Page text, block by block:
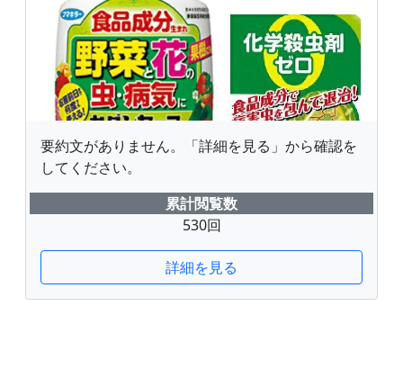
要約文がありません。「詳細を見る」から確認を
してください。
累計閲覧数
530回
詳細を見る